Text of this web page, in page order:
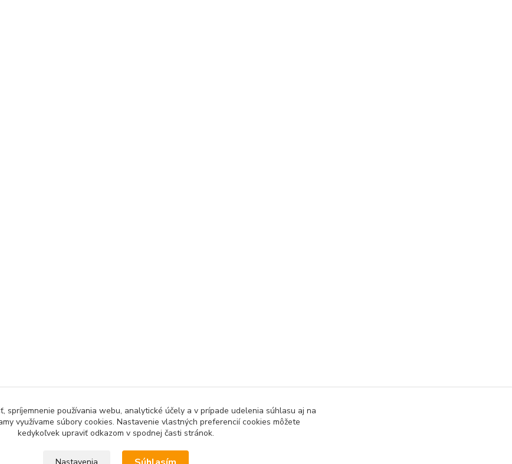
spríjemnenie používania webu, analytické účely a v prípade udelenia súhlasu aj na
využívame súbory cookies. Nastavenie vlastných preferencií cookies môžete
kedykoľvek upraviť odkazom v spodnej časti stránok.